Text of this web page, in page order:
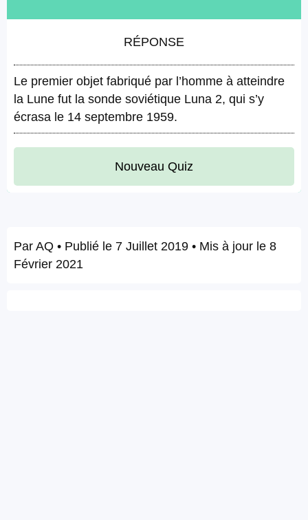
RÉPONSE
Le premier objet fabriqué par l’homme à atteindre
la Lune fut la sonde soviétique Luna 2, qui s’y
écrasa le 14 septembre 1959.
Nouveau Quiz
Par AQ • Publié le 7 Juillet 2019 • Mis à jour le 8
Février 2021